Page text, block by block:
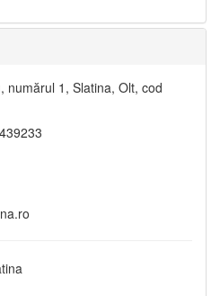
numărul 1, Slatina, Olt, cod